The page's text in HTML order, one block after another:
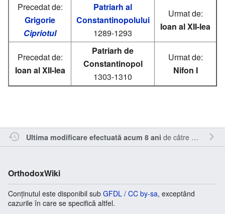
Precedat de:
Grigorie
Cipriotul
Patriarh al
Constantinopolului
1289-1293
Urmat de:
Ioan al XII-lea
Precedat de:
Ioan al XII-lea
Patriarh de
Constantinopol
1303-1310
Urmat de:
Nifon I
Ultima modificare efectuată acum 8 ani de către Sîmbotin
OrthodoxWiki
Conținutul este disponibil sub GFDL / CC by-sa, exceptând
cazurile în care se specifică altfel.